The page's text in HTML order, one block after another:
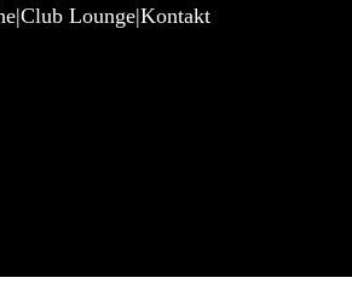
Club Lounge Kontakt